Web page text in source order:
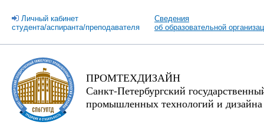
Личный кабинет
студента/аспиранта/преподавателя
Сведения
об образовательной
ПРОМТЕХДИЗАЙН
Санкт-Петербургский
промышленных технологий и дизайна